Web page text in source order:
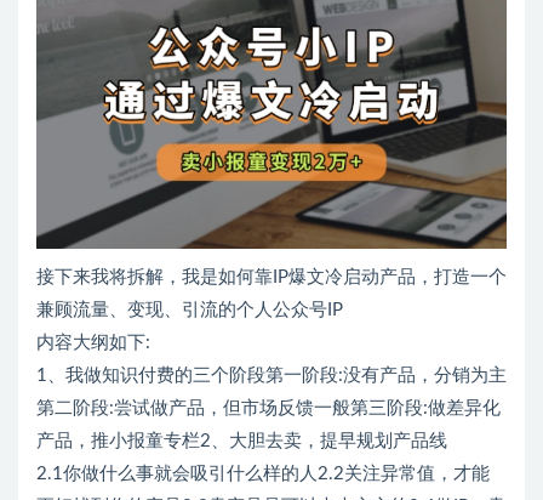
接下来我将拆解，我是如何靠IP爆文冷启动产品，打造一个
兼顾流量、变现、引流的个人公众号IP
内容大纲如下:
1、我做知识付费的三个阶段第一阶段:没有产品，分销为主
第二阶段:尝试做产品，但市场反馈一般第三阶段:做差异化
产品，推小报童专栏2、大胆去卖，提早规划产品线
2.1你做什么事就会吸引什么样的人2.2关注异常值，才能